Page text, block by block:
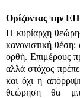
Ορίζοντας την
Η κυρίαρχη
κανονιστική θέση:
ορθή. Επιμέρους
αλλά στόχος
και όχι η
θεώρηση θα